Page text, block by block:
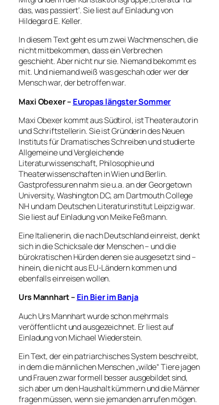
das, was passiert‘. Sie liest auf Einladung von
Hildegard E. Keller.
In diesem Text geht es um zwei Wachmenschen, die
nicht mitbekommen, dass ein Verbrechen
geschieht. Aber nicht nur sie. Niemand bekommt es
mit. Und niemand weiß was geschah oder wer der
Mensch war, der betroffen war.
Maxi Obexer – Europas längster Sommer
Maxi Obexer kommt aus Südtirol, ist Theaterautorin
und Schriftstellerin. Sie ist Gründerin des Neuen
Instituts für Dramatisches Schreiben und studierte
Allgemeine und Vergleichende
Literaturwissenschaft, Philosophie und
Theaterwissenschaften in Wien und Berlin.
Gastprofessuren nahm sie u.a. an der Georgetown
University, Washington DC, am Dartmouth College
NH und am Deutschen Literaturinstitut Leipzig war.
Sie liest auf Einladung von Meike Feßmann.
Eine Italienerin, die nach Deutschland einreist, denkt
sich in die Schicksale der Menschen – und die
bürokratischen Hürden denen sie ausgesetzt sind –
hinein, die nicht aus EU-Ländern kommen und
ebenfalls einreisen wollen.
Urs Mannhart – Ein Bier im Banja
Auch Urs Mannhart wurde schon mehrmals
veröffentlicht und ausgezeichnet. Er liest auf
Einladung von Michael Wiederstein.
Ein Text, der ein patriarchisches System beschreibt,
in dem die männlichen Menschen „wilde“ Tiere jagen
und Frauen zwar formell besser ausgebildet sind,
sich aber um den Haushalt kümmern und die Männer
fragen müssen, wenn sie jemanden anrufen mögen.